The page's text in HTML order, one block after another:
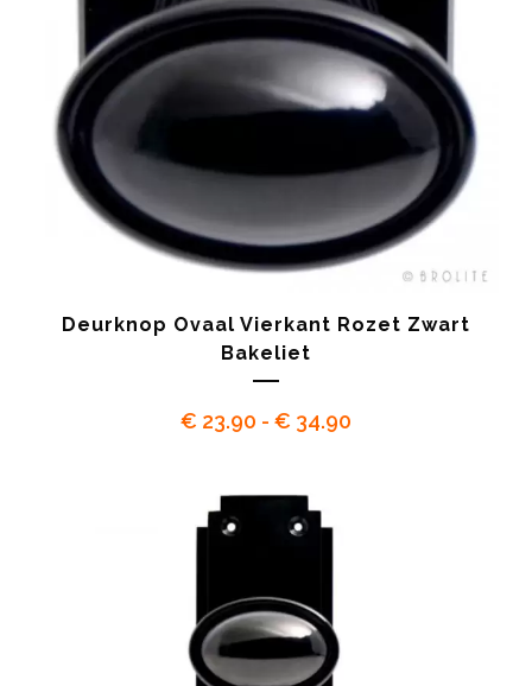
Deurknop Ovaal Vierkant Rozet Zwart
Bakeliet
€ 23.90 - € 34.90Prijsklasse: